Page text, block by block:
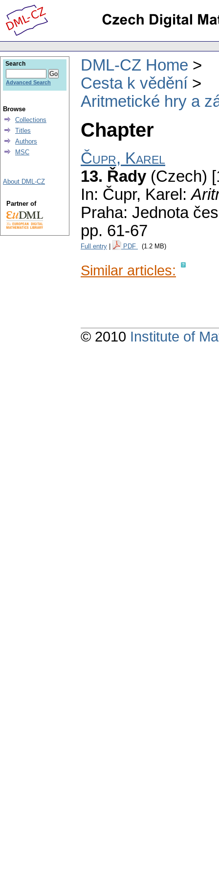
DML-CZ Home
Cesta k vědění
Aritmetické hry a
Chapter
Čupr, Karel
13. Řady (Czech)
In: Čupr, Karel:
Praha: Jednota
pp. 61-67
Full entry PDF (1.2 MB)
Similar articles:
Search
Advanced Search
Browse
Collections
Titles
Authors
MSC
About DML-CZ
Partner of
© 2010 Institute of